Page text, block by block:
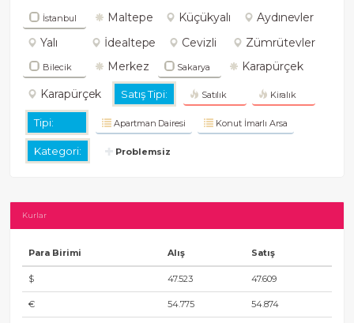
İstanbul Maltepe Küçükyalı
Aydınevler
Yalı
İdealtepe Cevizli Zümrütevler
Bilecik Merkez Sakarya
Karapürçek
Karapürçek
Satış Tipi: Satılık Kiralık
Tipi: Apartman Dairesi Konut İmarlı Arsa
Kategori: Problemsiz
Kurlar
Para Birimi Alış Satış
$ 47.523 47.609
€ 54.775 54.874